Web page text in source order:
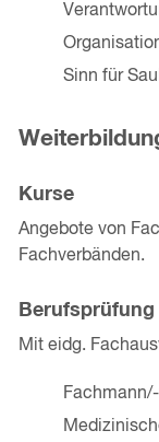
Sinn für
Kurse
Angebote von
Fachverbänden.
Berufsprüfung
Mit eidg.